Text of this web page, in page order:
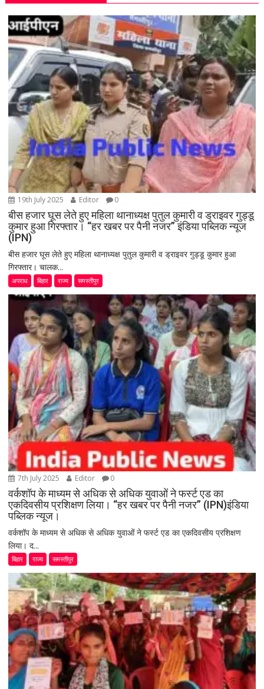
19th July 2025 Editor 0
बीस हजार घूस लेते हुए महिला थानाध्यक्ष पुतुल कुमारी व ड्राइवर गुड्डू
कुमार हुआ गिरफ्तार। “हर खबर पर पैनी नजर” इंडिया पब्लिक न्यूज
(IPN)
बीस हजार घूस लेते हुए महिला थानाध्यक्ष पुतुल कुमारी व ड्राइवर गुड्डू कुमार हुआ
गिरफ्तार। चालक...
अपराध बिहार राज्य समस्तीपुर
7th July 2025 Editor 0
वर्कशॉप के माध्यम से अधिक से अधिक युवाओं ने फर्स्ट एड का
एकदिवसीय प्रशिक्षण लिया। “हर खबर पर पैनी नजर” (IPN)इंडिया
पब्लिक न्यूज।
वर्कशॉप के माध्यम से अधिक से अधिक युवाओं ने फर्स्ट एड का एकदिवसीय प्रशिक्षण
लिया। द...
बिहार राज्य समस्तीपुर